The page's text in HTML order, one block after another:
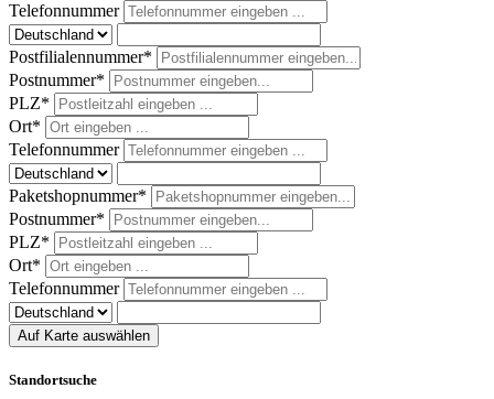
Telefonnummer
Postfilialennummer*
Postnummer*
PLZ*
Ort*
Telefonnummer
Paketshopnummer*
Postnummer*
PLZ*
Ort*
Telefonnummer
Auf Karte auswählen
Standortsuche